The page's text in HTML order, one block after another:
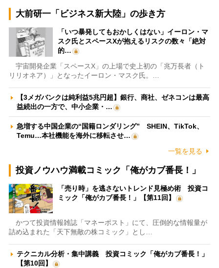
大前研一「ビジネス新大陸」の歩き方
「いつ暴発してもおかしくはない」イーロン・マ
スク氏とスペースXが抱えるリスクの数々「絶対
的…
宇宙開発企業「スペースX」の上場で史上初の「兆万長者（ト
リリオネア）」となったイーロン・マスク氏。…
【3メガバンクは純利益5兆円超】銀行、商社、ゼネコンは最高
益続出の一方で、中小企業・…
急増する中国企業の“国籍ロンダリング” SHEIN、TikTok、
Temu…本社機能を海外に移転させ…
一覧を見る
投資ノウハウ満載コミック「俺がカブ番長！」
「売り時」を逃さないトレンド見極め術 投資コ
ミック「俺がカブ番長！」【第11回】
かつて投資情報雑誌「マネーポスト」にて、圧倒的な情報量が
詰め込まれた「天下無敵の株コミック」とし…
テクニカル分析・集中講義 投資コミック「俺がカブ番長！」
【第10回】